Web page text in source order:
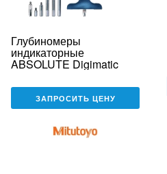
Глубиномеры
индикаторные
ABSOLUTE Digimatic
ЗАПРОСИТЬ ЦЕНУ